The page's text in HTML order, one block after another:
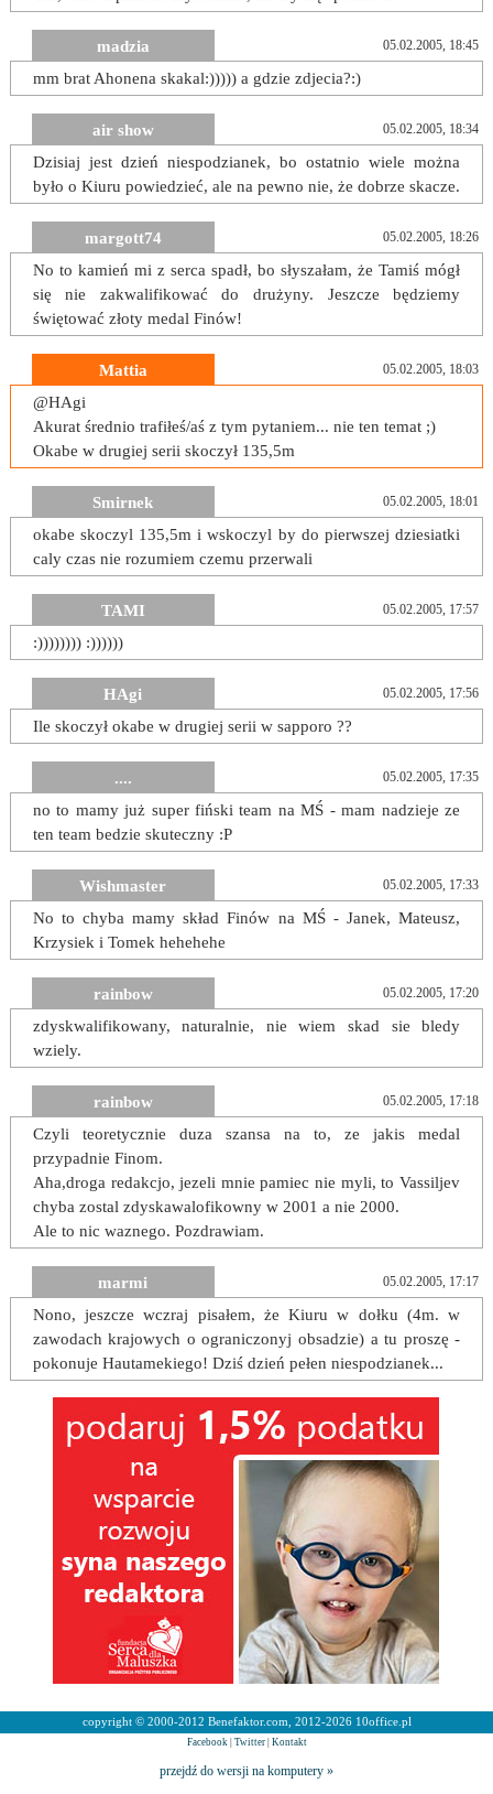
madzia 05.02.2005, 18:45
mm brat Ahonena skakal:))))) a gdzie zdjecia?:)
air show 05.02.2005, 18:34
Dzisiaj jest dzień niespodzianek, bo ostatnio wiele można
było o Kiuru powiedzieć, ale na pewno nie, że dobrze skacze.
margott74 05.02.2005, 18:26
No to kamień mi z serca spadł, bo słyszałam, że Tamiś mógł
się nie zakwalifikować do drużyny. Jeszcze będziemy
świętować złoty medal Finów!
Mattia 05.02.2005, 18:03
@HAgi
Akurat średnio trafiłeś/aś z tym pytaniem... nie ten temat ;)
Okabe w drugiej serii skoczył 135,5m
Smirnek 05.02.2005, 18:01
okabe skoczyl 135,5m i wskoczyl by do pierwszej dziesiatki
caly czas nie rozumiem czemu przerwali
TAMI 05.02.2005, 17:57
:)))))))) :))))))
HAgi 05.02.2005, 17:56
Ile skoczył okabe w drugiej serii w sapporo ??
.... 05.02.2005, 17:35
no to mamy już super fiński team na MŚ - mam nadzieje ze
ten team bedzie skuteczny :P
Wishmaster 05.02.2005, 17:33
No to chyba mamy skład Finów na MŚ - Janek, Mateusz,
Krzysiek i Tomek hehehehe
rainbow 05.02.2005, 17:20
zdyskwalifikowany, naturalnie, nie wiem skad sie bledy
wziely.
rainbow 05.02.2005, 17:18
Czyli teoretycznie duza szansa na to, ze jakis medal
przypadnie Finom.
Aha,droga redakcjo, jezeli mnie pamiec nie myli, to Vassiljev
chyba zostal zdyskawalofikowny w 2001 a nie 2000.
Ale to nic waznego. Pozdrawiam.
marmi 05.02.2005, 17:17
Nono, jeszcze wczraj pisałem, że Kiuru w dołku (4m. w
zawodach krajowych o ograniczonyj obsadzie) a tu proszę -
pokonuje Hautamekiego! Dziś dzień pełen niespodzianek...
copyright © 2000-2012 Benefaktor.com, 2012-2026 10office.pl
Facebook| Twitter| Kontakt
przejdź do wersji na komputery »